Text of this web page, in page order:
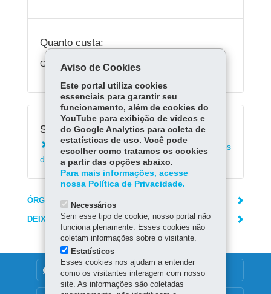
Quanto custa:
Gratuito
Serviços Relacionados:
Consultar telefones das delegacias e unidades
da Polícia Civil
ÓRGÃO RESPONSÁVEL
DEIXE SUA OPINIÃO
DENUNCIE CORRUPÇÃO
Aviso de Cookies
Este portal utiliza cookies
essenciais para garantir seu
funcionamento, além de cookies do
YouTube para exibição de vídeos e
do Google Analytics para coleta de
estatísticas de uso. Você pode
escolher como tratamos os cookies
a partir das opções abaixo.
Para mais informações, acesse
nossa Política de Privacidade.
Necessários
Sem esse tipo de cookie, nosso portal não
funciona plenamente. Esses cookies não
coletam informações sobre o visitante.
Estatísticos
Esses cookies nos ajudam a entender
como os visitantes interagem com nosso
site. As informações são coletadas